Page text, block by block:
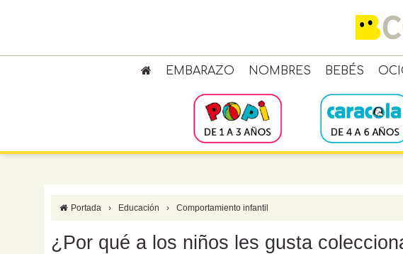
EMBARAZO NOMBRES BEBÉS
Portada › Educación › Comportamiento infantil
¿Por qué a los niños les gusta